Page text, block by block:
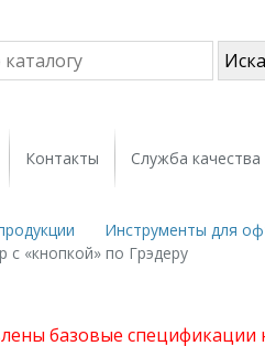
Контакты Служба качества
Инструменты для
с «кнопкой» по Грэдеру
базовые спецификации